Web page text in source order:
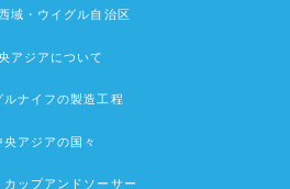
域・ウイグル自治区
アジアについて
ルナイフの製造工程
央アジアの国々
ップアンドソーサー